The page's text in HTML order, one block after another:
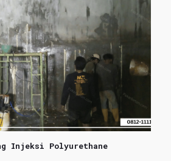
Injeksi Polyurethane